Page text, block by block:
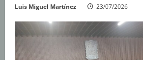
Luis Miguel Martínez 23/07/2026